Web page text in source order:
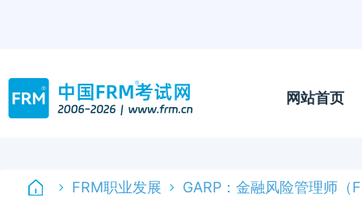
网站首页
FRM职业发展 GARP：金融风险管理师（